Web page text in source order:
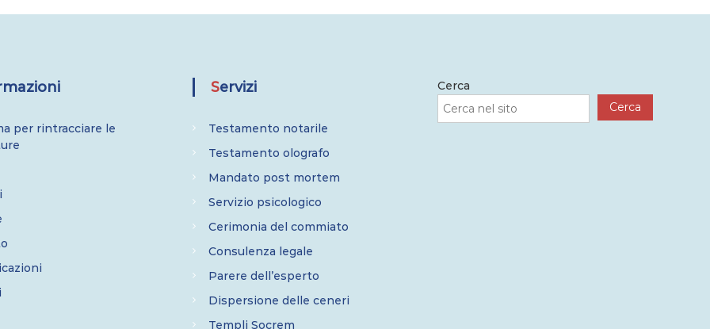
per rintracciare le
Servizi
Testamento notarile
Testamento olografo
Mandato post mortem
Servizio psicologico
Cerimonia del commiato
Consulenza legale
Parere dell’esperto
Dispersione delle ceneri
Templi Socrem
Cerca
Cerca